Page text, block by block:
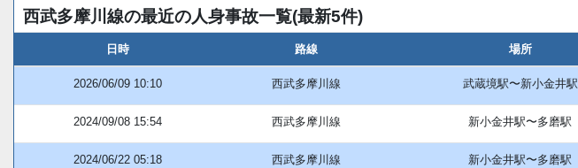
西武多摩川線の最近の人身事故一覧(最新5件)
日時 路線 場所
2026/06/09 10:10 西武多摩川線 武蔵境駅〜新小金井駅
2024/09/08 15:54 西武多摩川線 新小金井駅〜多磨駅
2024/06/22 05:18 西武多摩川線 新小金井駅〜多磨駅